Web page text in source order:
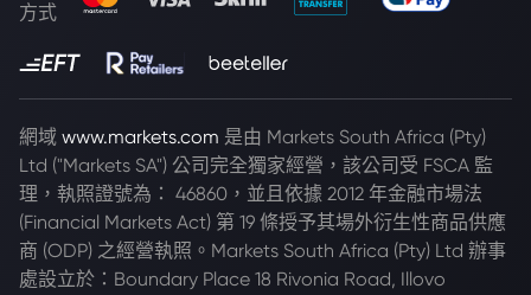
方式
網域 www.markets.com 是由 Markets South Africa (Pty)
Ltd ("Markets SA") 公司完全獨家經營，該公司受 FSCA 監
理，執照證號為： 46860，並且依據 2012 年金融市場法
(Financial Markets Act) 第 19 條授予其場外衍生性商品供應
商 (ODP) 之經營執照。Markets South Africa (Pty) Ltd 辦事
處設立於：Boundary Place 18 Rivonia Road, Illovo